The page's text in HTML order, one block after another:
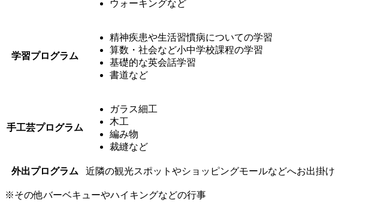
ウォーキングなど
学習プログラム
精神疾患や生活習慣病についての学習
算数・社会など小中学校課程の学習
基礎的な英会話学習
書道など
手工芸プログラム
ガラス細工
木工
編み物
裁縫など
外出プログラム 近隣の観光スポットやショッピングモールなどへお出掛け
※その他バーベキューやハイキングなどの行事